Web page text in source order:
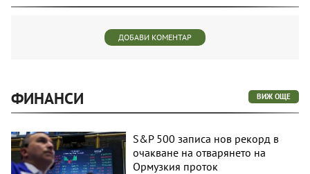
ДОБАВИ КОМЕНТАР
ФИНАНСИ ВИЖ ОЩЕ
S&P 500 записа нов рекорд в
очакване на отварянето на
Ормузкия проток